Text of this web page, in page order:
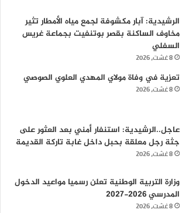
الرشيدية: آبار مكشوفة لجمع مياه الأمطار تثير
مخاوف الساكنة بقصر بوتنفيت بجماعة غريس
السفلي
8 غشت، 2026
تعزية في وفاة مولاي المهدي العلوي الصوصي
8 غشت، 2026
عاجل..الرشيدية: استنفار أمني بعد العثور على
جثة رجل معلقة بحبل داخل غابة تاركة القديمة
8 غشت، 2026
وزارة التربية الوطنية تعلن رسميا مواعيد الدخول
المدرسي 2026-2027
8 غشت، 2026